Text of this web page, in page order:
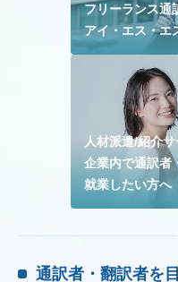
フリーランス通
アイ・エス・エ
人材派遣/紹介
企業内で通訳者
就業したい方へ
通訳者・翻訳者を